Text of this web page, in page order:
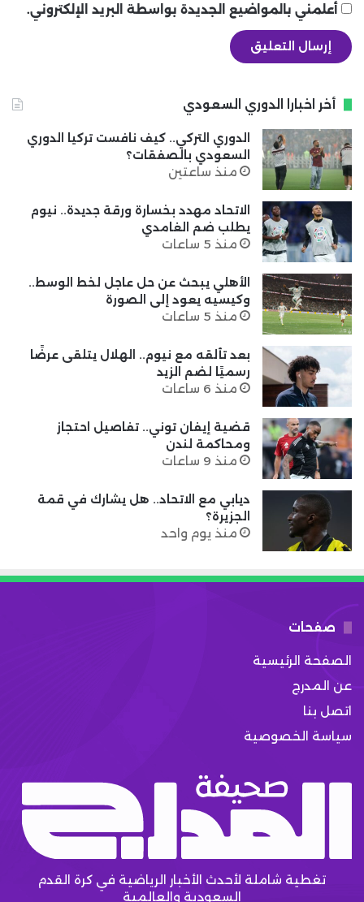
أعلمني بالمواضيع الجديدة بواسطة البريد الإلكتروني.
أخر اخبارا الدوري السعودي
الدوري التركي.. كيف نافست تركيا الدوري
السعودي بالصفقات؟
منذ ساعتين
الاتحاد مهدد بخسارة ورقة جديدة.. نيوم
يطلب ضم الغامدي
منذ 5 ساعات
الأهلي يبحث عن حل عاجل لخط الوسط..
وكيسيه يعود إلى الصورة
منذ 5 ساعات
بعد تألقه مع نيوم.. الهلال يتلقى عرضًا
رسميًا لضم الزيد
منذ 6 ساعات
قضية إيفان توني.. تفاصيل احتجاز
ومحاكمة لندن
منذ 9 ساعات
ديابي مع الاتحاد.. هل يشارك في قمة
الجزيرة؟
منذ يوم واحد
صفحات
الصفحة الرئيسية
عن المدرج
اتصل بنا
سياسة الخصوصية
تغطية شاملة لأحدث الأخبار الرياضية في كرة القدم
السعودية والعالمية